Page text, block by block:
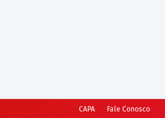
CAPA Fale Conosco